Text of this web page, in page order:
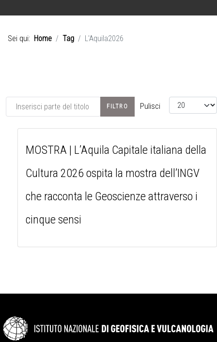
Sei qui: Home Tag L'Aquila2026
Inserisci parte del titolo FILTRO Pulisci Visualizza #
MOSTRA | L’Aquila Capitale italiana della
Cultura 2026 ospita la mostra dell’INGV
che racconta le Geoscienze attraverso i
cinque sensi